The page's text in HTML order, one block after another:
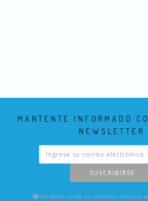
MANTENTE INFORMADO
NEWSLETTER
SUSCRIBIRSE
Por favor confie en nosotros, nunca le